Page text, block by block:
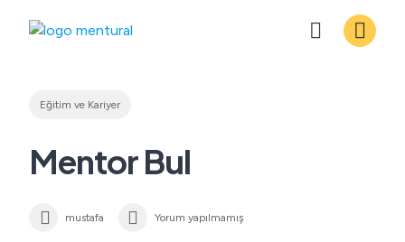
Eğitim ve Kariyer
Mentor Bul
mustafa Yorum yapılmamış